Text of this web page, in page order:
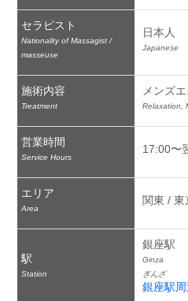
セラピスト
Nationality of Massagist /
masseuse
日本人
Japanese
施術内容
Treatment
メンズ
Relaxation,
営業時間
Service Hours
17:00〜
エリア
Area
関東 / 東
駅
Station
銀座駅
Ginza
ぎんざ
銀座駅